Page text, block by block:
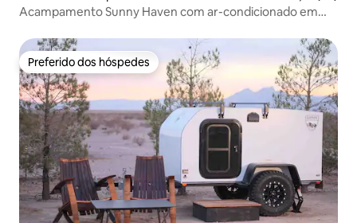
Acampamento Sunny Haven com ar-condicionado em
Preferido dos hóspedes
Preferido dos hóspedes